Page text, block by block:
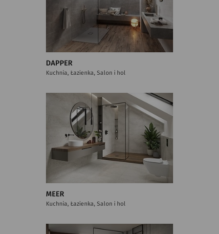
DAPPER
Kuchnia, Łazienka, Salon i hol
MEER
Kuchnia, Łazienka, Salon i hol